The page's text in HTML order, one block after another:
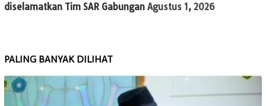
diselamatkan Tim SAR Gabungan Agustus 1, 2026
PALING BANYAK DILIHAT